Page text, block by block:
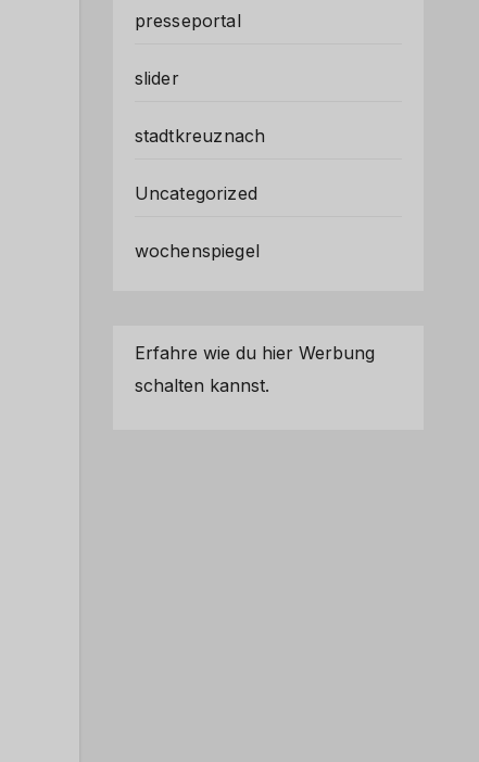
presseportal
slider
stadtkreuznach
Uncategorized
wochenspiegel
Erfahre wie du hier Werbung
schalten kannst.